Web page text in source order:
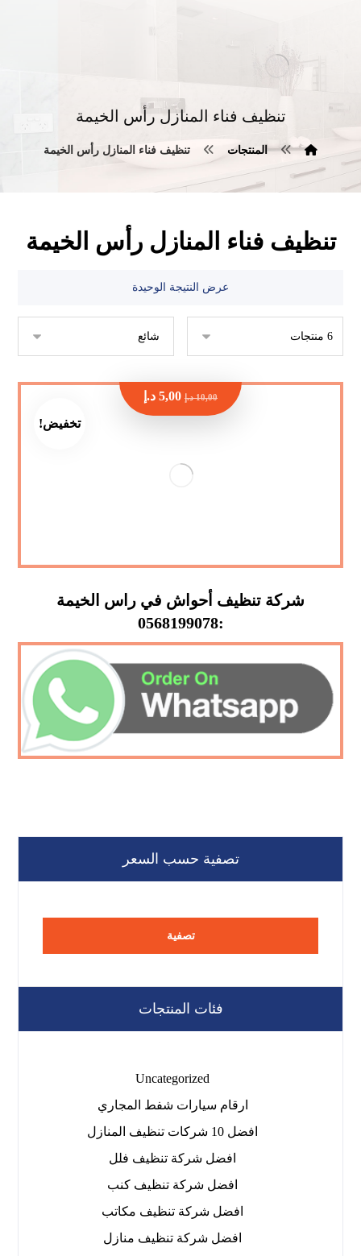
تنظيف فناء المنازل رأس الخيمة
المنتجات تنظيف فناء المنازل رأس الخيمة
تنظيف فناء المنازل رأس الخيمة
عرض النتيجة الوحيدة
تخفيض!
شركة تنظيف أحواش في راس الخيمة
:0568199078
10,00 د.إ 5,00 د.إ
تصفية حسب السعر
تصفية
فئات المنتجات
Uncategorized
ارقام سيارات شفط المجاري
افضل 10 شركات تنظيف المنازل
افضل شركة تنظيف فلل
افضل شركة تنظيف كنب
افضل شركة تنظيف مكاتب
افضل شركة تنظيف منازل